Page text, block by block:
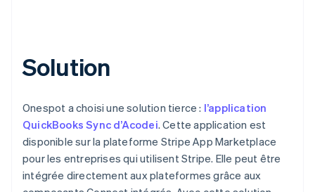
Solution
Onespot a choisi une solution tierce : l’application
QuickBooks Sync d’Acodei. Cette application est
disponible sur la plateforme Stripe App Marketplace
pour les entreprises qui utilisent Stripe. Elle peut être
intégrée directement aux plateformes grâce aux